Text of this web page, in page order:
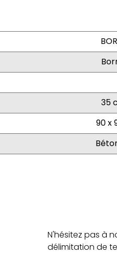
35
90 x
N'hésitez pas à
délimitation de